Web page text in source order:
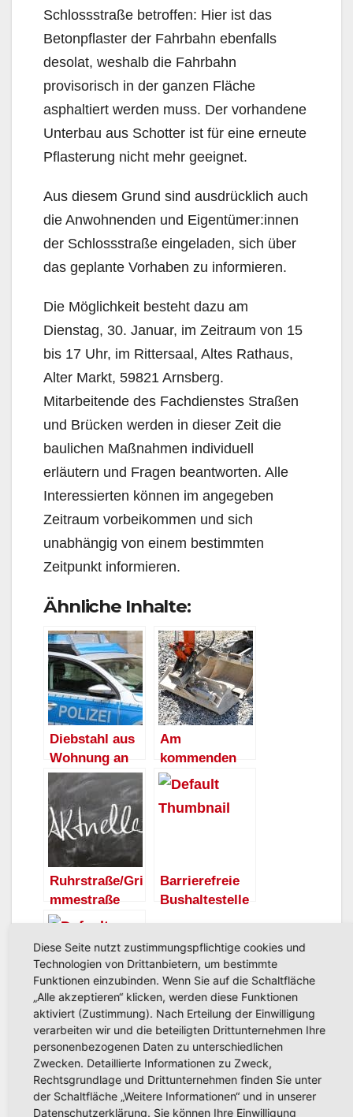
Schlossstraße betroffen: Hier ist das
Betonpflaster der Fahrbahn ebenfalls
desolat, weshalb die Fahrbahn
provisorisch in der ganzen Fläche
asphaltiert werden muss. Der vorhandene
Unterbau aus Schotter ist für eine erneute
Pflasterung nicht mehr geeignet.
Aus diesem Grund sind ausdrücklich auch
die Anwohnenden und Eigentümer:innen
der Schlossstraße eingeladen, sich über
das geplante Vorhaben zu informieren.
Die Möglichkeit besteht dazu am
Dienstag, 30. Januar, im Zeitraum von 15
bis 17 Uhr, im Rittersaal, Altes Rathaus,
Alter Markt, 59821 Arnsberg.
Mitarbeitende des Fachdienstes Straßen
und Brücken werden in dieser Zeit die
baulichen Maßnahmen individuell
erläutern und Fragen beantworten. Alle
Interessierten können im angegeben
Zeitraum vorbeikommen und sich
unabhängig von einem bestimmten
Zeitpunkt informieren.
Ähnliche Inhalte:
Diebstahl aus
Wohnung an
der
Schlossstraße
Am
kommenden
Montag
Neubau
ße
Ruhrstraße/Gri
mmestraße
über die
geöffnet
Barrierefreie
Bushaltestelle
Bahnübergang
„Zu den
Werkstätten“
wird erneuert
und für die
CARDIO -
Stadt Arnsberg
Diese Seite nutzt zustimmungspflichtige cookies und
Technologien von Drittanbietern, um bestimmte
Funktionen einzubinden. Wenn Sie auf die Schaltfläche
„Alle akzeptieren“ klicken, werden diese Funktionen
aktiviert (Zustimmung). Nach Erteilung der Einwilligung
verarbeiten wir und die beteiligten Drittunternehmen Ihre
personenbezogenen Daten zu unterschiedlichen
Zwecken. Detaillierte Informationen zu Zweck,
Rechtsgrundlage und Drittunternehmen finden Sie unter
der Schaltfläche „Weitere Informationen“ und in unserer
Datenschutzerklärung. Sie können Ihre Einwilligung